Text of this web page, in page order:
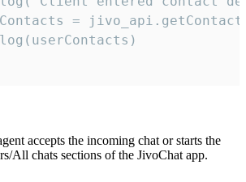
=
accepts the incoming chat or starts the
All chats sections of the JivoChat app.